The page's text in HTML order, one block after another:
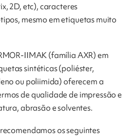
2D, etc), caracteres
mesmo em etiquetas muito
IIMAK (família AXR) em
sintéticas (poliéster,
ou poliimida) oferecem a
de qualidade de impressão e
abrasão e solventes.
os seguintes